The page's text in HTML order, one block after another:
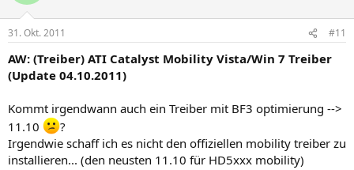
31. Okt. 2011 #11
AW: (Treiber) ATI Catalyst Mobility Vista/Win 7 Treiber
(Update 04.10.2011)
Kommt irgendwann auch ein Treiber mit BF3 optimierung -->
11.10
?
Irgendwie schaff ich es nicht den offiziellen mobility treiber zu
installieren... (den neusten 11.10 für HD5xxx mobility)